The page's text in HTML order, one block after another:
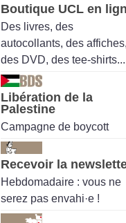
Boutique UCL en
Des livres, des
autocollants, des affiches,
des DVD, des tee-shirts...
Libération de la
Palestine
Campagne de boycott
Recevoir la
Hebdomadaire : vous ne
serez pas envahi·e !